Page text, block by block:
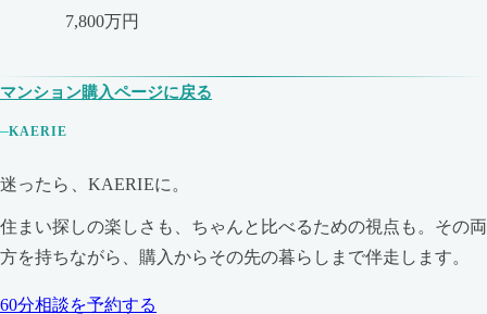
7,800万円
マンション購入ページに戻る
KAERIE
迷ったら、KAERIEに。
住まい探しの楽しさも、ちゃんと比べるための視点も。その両
方を持ちながら、購入からその先の暮らしまで伴走します。
60分相談を予約する